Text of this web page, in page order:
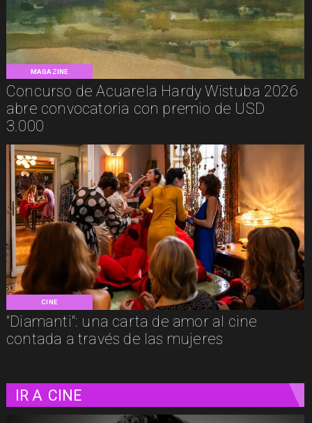
MAGAZINE
Concurso de Acuarela Hardy Wistuba 2026
abre convocatoria con premio de USD
3.000
CINE
"Diamanti": una carta de amor al cine
contada a través de las mujeres
IR A CINE